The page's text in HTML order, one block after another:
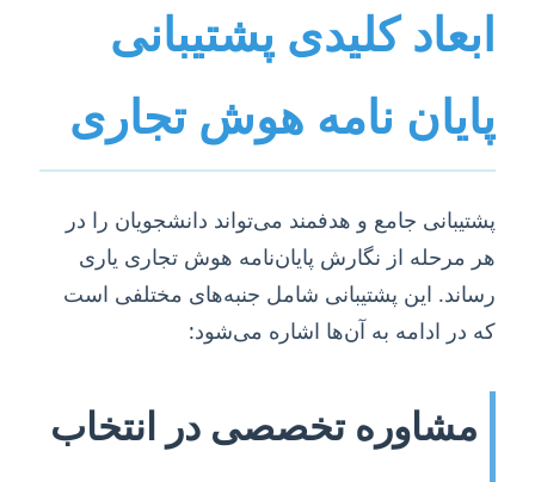
ابعاد کلیدی پشتیبانی
پایان نامه هوش تجاری
پشتیبانی جامع و هدفمند می‌تواند دانشجویان را در
هر مرحله از نگارش پایان‌نامه هوش تجاری یاری
رساند. این پشتیبانی شامل جنبه‌های مختلفی است
که در ادامه به آن‌ها اشاره می‌شود:
مشاوره تخصصی در انتخاب